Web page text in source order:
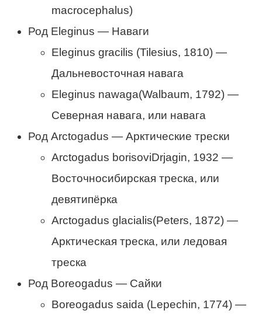
macrocephalus)
Род Eleginus — Наваги
Eleginus gracilis (Tilesius, 1810) —
Дальневосточная навага
Eleginus nawaga(Walbaum, 1792) —
Северная навага, или навага
Род Arctogadus — Арктические трески
Arctogadus borisoviDrjagin, 1932 —
Восточносибирская треска, или
девятипёрка
Arctogadus glacialis(Peters, 1872) —
Арктическая треска, или ледовая
треска
Род Boreogadus — Сайки
Boreogadus saida (Lepechin, 1774) —